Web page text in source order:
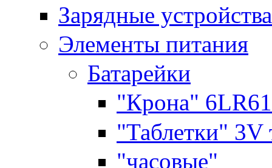
Зарядные устройства
Элементы питания
Батарейки
"Крона"
"Таблетки" 3V
"часовые"